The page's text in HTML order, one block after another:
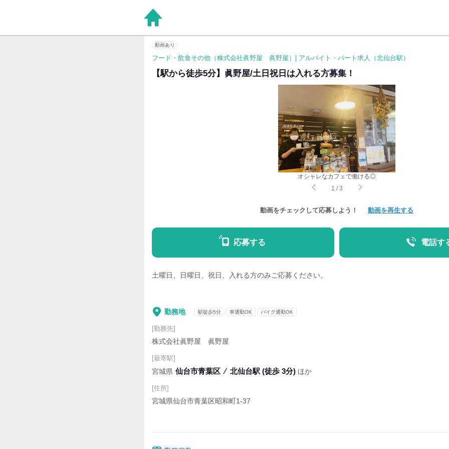
動画あり
フード・飲食その他（株式会社眞野屋 眞野屋）| アルバイト・パート求人（北仙台駅）
【駅から徒歩5分】眞野屋/土日祝日は入れる方募集！
オシャレなカフェで働ける◎
1 /3
動画をチェックして応募しよう！ 動画を再生する
応募する 電話す
土曜日、日曜日、祝日、入れる方のみご応募ください。
勤務地 駅徒歩5分 車通勤OK バイク通勤OK
[勤務先]
株式会社眞野屋 眞野屋
[最寄駅]
宮城県 仙台市青葉区 ⁄ 北仙台駅 (徒歩 3分) ほか
[住所]
宮城県仙台市青葉区昭和町1-37